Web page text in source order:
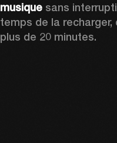
musique sans
temps de la recharger,
plus de 20 minutes.